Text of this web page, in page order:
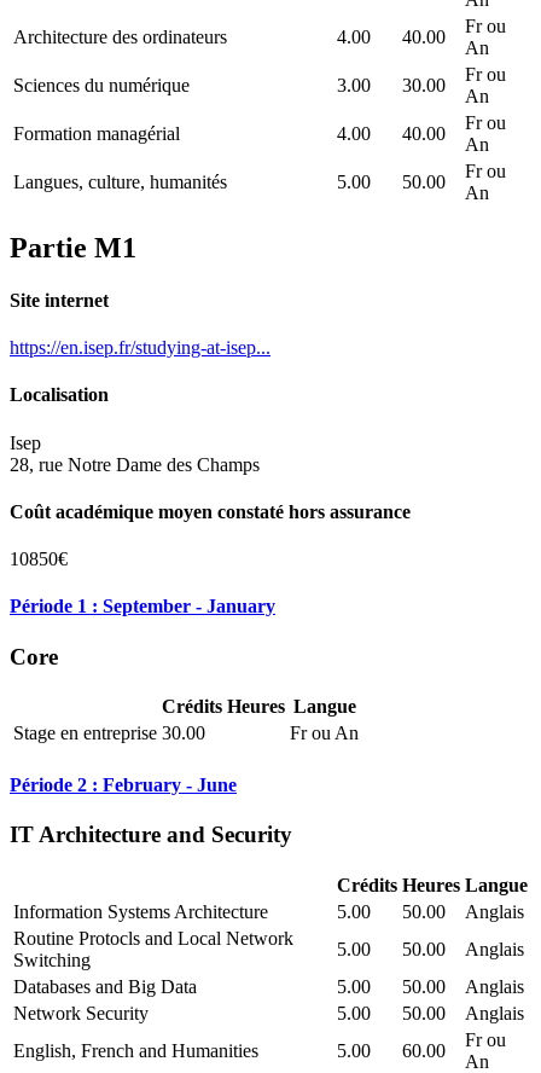
Architecture des ordinateurs
4.00 40.00
Fr ou
An
Sciences du numérique
3.00 30.00
Fr ou
An
Formation managérial
4.00 40.00
Fr ou
An
Langues, culture, humanités
5.00 50.00
Fr ou
An
Partie M1
Site internet
https://en.isep.fr/studying-at-isep...
Localisation
Isep
28, rue Notre Dame des Champs
Coût académique moyen constaté hors assurance
10850€
Période 1 : September - January
Core
Crédits Heures Langue
Stage en entreprise 30.00 Fr ou An
Période 2 : February - June
IT Architecture and Security
Crédits Heures Langue
Information Systems Architecture
5.00 50.00
Anglais
Routine Protocls and Local Network
Switching
5.00 50.00
Anglais
Databases and Big Data
5.00 50.00
Anglais
Network Security
5.00 50.00
Anglais
English, French and Humanities
5.00 60.00
Fr ou
An